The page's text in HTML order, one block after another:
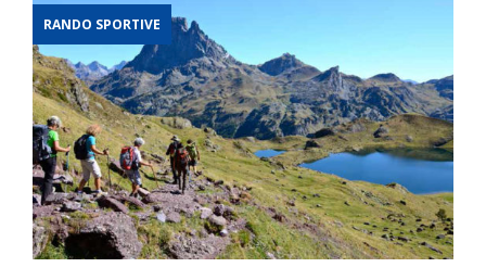
RANDO SPORTIVE